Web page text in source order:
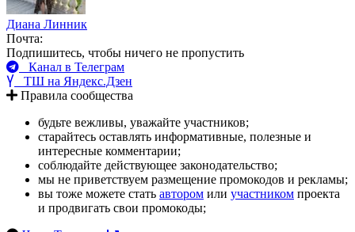
Диана Линник
Почта:
Подпишитесь, чтобы ничего не пропустить
Канал в Телеграм
ТШ на Яндекс.Дзен
Правила сообщества
будьте вежливы, уважайте участников;
старайтесь оставлять информативные, полезные и
интересные комментарии;
соблюдайте действующее законодательство;
мы не приветствуем размещение промокодов и рекламы;
вы тоже можете стать автором или участником проекта
и продвигать свои промокоды;